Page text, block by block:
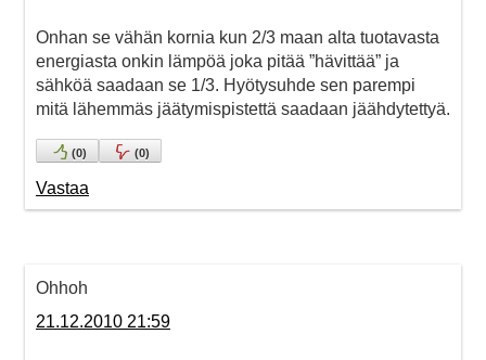
Onhan se vähän kornia kun 2/3 maan alta tuotavasta
energiasta onkin lämpöä joka pitää ”hävittää” ja
sähköä saadaan se 1/3. Hyötysuhde sen parempi
mitä lähemmäs jäätymispistettä saadaan jäähdytettyä.
(0) (0)
Vastaa
Ohhoh
21.12.2010 21:59